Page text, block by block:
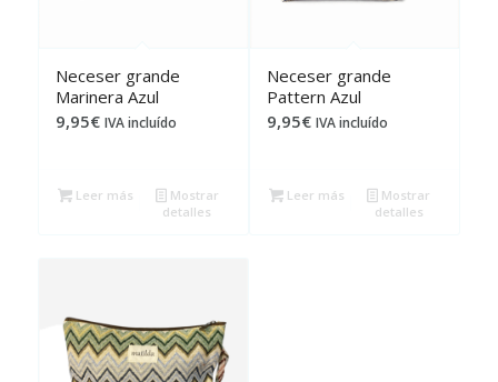
Neceser grande
Marinera Azul
9,95€ IVA incluído
Leer más
Mostrar
detalles
Neceser grande
Pattern Azul
9,95€ IVA incluído
Leer más
Mostrar
detalles